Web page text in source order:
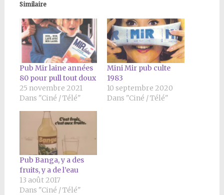
Similaire
Pub Mir laine années
80 pour pull tout doux
25 novembre 2021
Dans "Ciné / Télé"
Mini Mir pub culte
1983
10 septembre 2020
Dans "Ciné / Télé"
Pub Banga, y a des
fruits, y a de l’eau
13 août 2017
Dans "Ciné / Télé"